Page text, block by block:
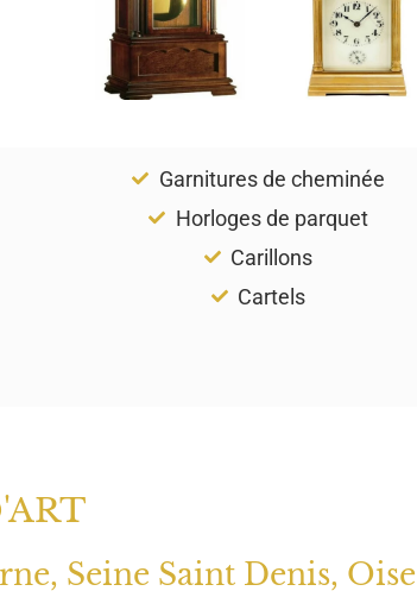
Garnitures de cheminée
Horloges de parquet
Carillons
Cartels
Seine Saint Denis, Oise